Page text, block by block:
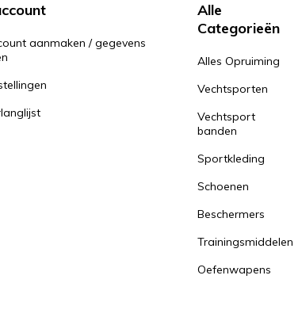
aanmaken / gegevens
Alle
Categorieën
Alles Opruiming
Vechtsporten
Vechtsport
banden
Sportkleding
Schoenen
Beschermers
Trainingsmiddelen
Oefenwapens